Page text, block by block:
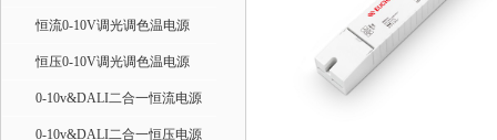
恒流0-10V调光调色温电源
恒压0-10V调光调色温电源
0-10v&DALI二合一恒流电源
0-10v&DALI二合一恒压电源